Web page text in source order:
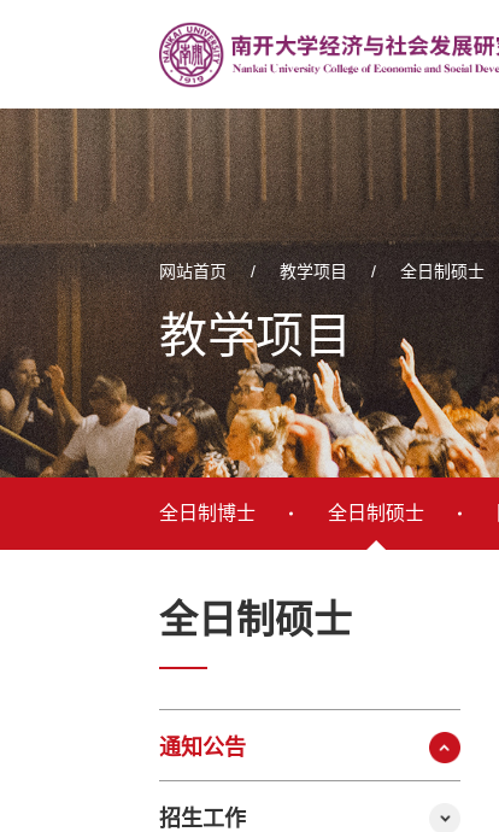
网站首页 / 教学项目 / 全日制硕士
教学项目
全日制博士 全日制硕士
全日制硕士
通知公告
招生工作